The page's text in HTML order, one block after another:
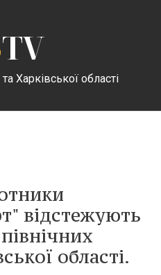
TV
Харківської області
відстежують
області.